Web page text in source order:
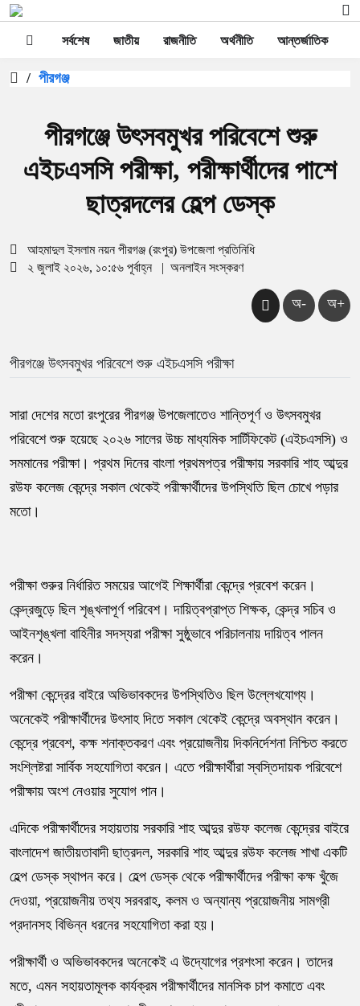
সর্বশেষ জাতীয় রাজনীতি অর্থনীতি আন্তর্জাতিক
/ পীরগঞ্জ
পীরগঞ্জে উৎসবমুখর পরিবেশে শুরু
এইচএসসি পরীক্ষা, পরীক্ষার্থীদের পাশে
ছাত্রদলের হেল্প ডেস্ক
আহমাদুল ইসলাম নয়ন পীরগঞ্জ (রংপুর) উপজেলা প্রতিনিধি
২ জুলাই ২০২৬, ১০:৫৬ পূর্বাহ্ন
| অনলাইন সংস্করণ
অ- অ+
পীরগঞ্জে উৎসবমুখর পরিবেশে শুরু এইচএসসি পরীক্ষা
সারা দেশের মতো রংপুরের পীরগঞ্জ উপজেলাতেও শান্তিপূর্ণ ও উৎসবমুখর
পরিবেশে শুরু হয়েছে ২০২৬ সালের উচ্চ মাধ্যমিক সার্টিফিকেট (এইচএসসি) ও
সমমানের পরীক্ষা। প্রথম দিনের বাংলা প্রথমপত্র পরীক্ষায় সরকারি শাহ আব্দুর
রউফ কলেজ কেন্দ্রে সকাল থেকেই পরীক্ষার্থীদের উপস্থিতি ছিল চোখে পড়ার
মতো।
পরীক্ষা শুরুর নির্ধারিত সময়ের আগেই শিক্ষার্থীরা কেন্দ্রে প্রবেশ করেন।
কেন্দ্রজুড়ে ছিল শৃঙ্খলাপূর্ণ পরিবেশ। দায়িত্বপ্রাপ্ত শিক্ষক, কেন্দ্র সচিব ও
আইনশৃঙ্খলা বাহিনীর সদস্যরা পরীক্ষা সুষ্ঠুভাবে পরিচালনায় দায়িত্ব পালন
করেন।
পরীক্ষা কেন্দ্রের বাইরে অভিভাবকদের উপস্থিতিও ছিল উল্লেখযোগ্য।
অনেকেই পরীক্ষার্থীদের উৎসাহ দিতে সকাল থেকেই কেন্দ্রে অবস্থান করেন।
কেন্দ্রে প্রবেশ, কক্ষ শনাক্তকরণ এবং প্রয়োজনীয় দিকনির্দেশনা নিশ্চিত করতে
সংশ্লিষ্টরা সার্বিক সহযোগিতা করেন। এতে পরীক্ষার্থীরা স্বস্তিদায়ক পরিবেশে
পরীক্ষায় অংশ নেওয়ার সুযোগ পান।
এদিকে পরীক্ষার্থীদের সহায়তায় সরকারি শাহ আব্দুর রউফ কলেজ কেন্দ্রের বাইরে
বাংলাদেশ জাতীয়তাবাদী ছাত্রদল, সরকারি শাহ আব্দুর রউফ কলেজ শাখা একটি
হেল্প ডেস্ক স্থাপন করে। হেল্প ডেস্ক থেকে পরীক্ষার্থীদের পরীক্ষা কক্ষ খুঁজে
দেওয়া, প্রয়োজনীয় তথ্য সরবরাহ, কলম ও অন্যান্য প্রয়োজনীয় সামগ্রী
প্রদানসহ বিভিন্ন ধরনের সহযোগিতা করা হয়।
পরীক্ষার্থী ও অভিভাবকদের অনেকেই এ উদ্যোগের প্রশংসা করেন। তাদের
মতে, এমন সহায়তামূলক কার্যক্রম পরীক্ষার্থীদের মানসিক চাপ কমাতে এবং